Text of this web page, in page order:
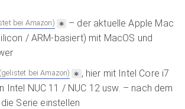
bei Amazon)
– der aktuelle Apple Mac
/ ARM-basiert) mit MacOS und
(gelistet bei Amazon)
, hier mit Intel Core i7
Intel NUC 11 / NUC 12 usw. – nach dem
Serie einstellen